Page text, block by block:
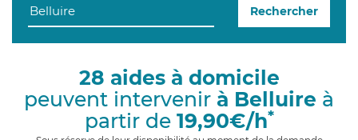
g
Rechercher
28 aides à domicile
peuvent intervenir à Belluire à
partir de 19,90€/h*